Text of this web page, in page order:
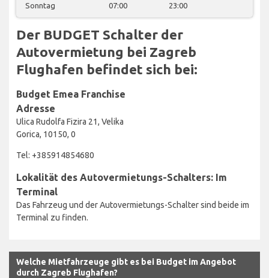
Sonntag 07:00 23:00
Der BUDGET Schalter der
Autovermietung bei Zagreb
Flughafen befindet sich bei:
Budget Emea Franchise
Adresse
Ulica Rudolfa Fizira 21, Velika
Gorica, 10150, 0
Tel: +385914854680
Lokalität des Autovermietungs-Schalters: Im
Terminal
Das Fahrzeug und der Autovermietungs-Schalter sind beide im
Terminal zu finden.
Welche Mietfahrzeuge gibt es bei Budget im Angebot
durch Zagreb Flughafen?